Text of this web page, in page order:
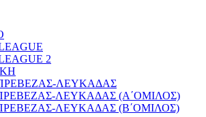
2
ΛΕΥΚΑΔΑΣ
ΛΕΥΚΑΔΑΣ (Α΄ΟΜΙΛΟΣ)
ΛΕΥΚΑΔΑΣ (Β΄ΟΜΙΛΟΣ)